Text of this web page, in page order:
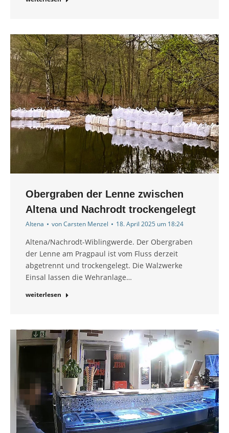
Obergraben der Lenne zwischen
Altena und Nachrodt trockengelegt
Altena vonCarsten Menzel 18. April 2025 um 18:24
Altena/Nachrodt-Wiblingwerde. Der Obergraben
der Lenne am Pragpaul ist vom Fluss derzeit
abgetrennt und trockengelegt. Die Walzwerke
Einsal lassen die Wehranlage…
weiterlesen